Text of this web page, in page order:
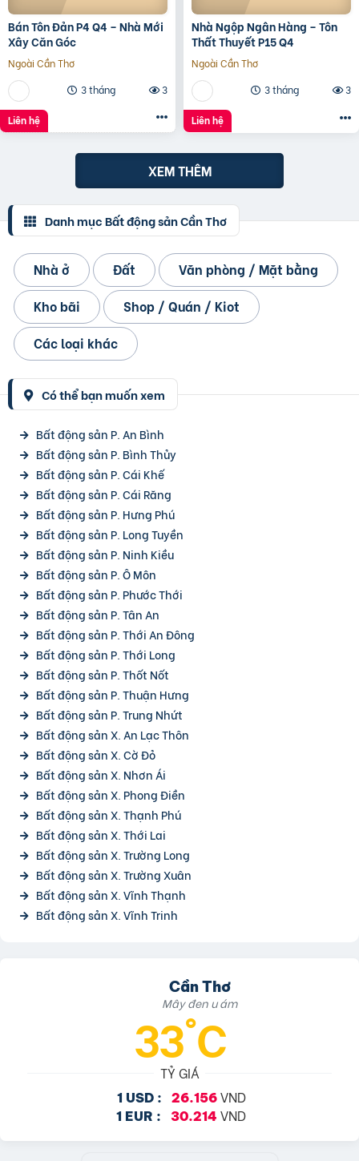
Bán Tôn Đản P4 Q4 – Nhà Mới
Xây Căn Góc
Ngoài Cần Thơ
3 tháng
3
Liên hệ
Nhà Ngộp Ngân Hàng – Tôn
Thất Thuyết P15 Q4
Ngoài Cần Thơ
3 tháng
3
Liên hệ
XEM THÊM
Danh mục Bất động sản Cần Thơ
Nhà ở Đất
Văn phòng / Mặt bằng
Kho bãi
Shop / Quán / Kiot
Các loại khác
Có thể bạn muốn xem
Bất động sản P. An Bình
Bất động sản P. Bình Thủy
Bất động sản P. Cái Khế
Bất động sản P. Cái Răng
Bất động sản P. Hưng Phú
Bất động sản P. Long Tuyền
Bất động sản P. Ninh Kiều
Bất động sản P. Ô Môn
Bất động sản P. Phước Thới
Bất động sản P. Tân An
Bất động sản P. Thới An Đông
Bất động sản P. Thới Long
Bất động sản P. Thốt Nốt
Bất động sản P. Thuận Hưng
Bất động sản P. Trung Nhứt
Bất động sản X. An Lạc Thôn
Bất động sản X. Cờ Đỏ
Bất động sản X. Nhơn Ái
Bất động sản X. Phong Điền
Bất động sản X. Thạnh Phú
Bất động sản X. Thới Lai
Bất động sản X. Trường Long
Bất động sản X. Trường Xuân
Bất động sản X. Vĩnh Thạnh
Bất động sản X. Vĩnh Trinh
Cần Thơ
Mây đen u ám
33°C
TỶ GIÁ
1 USD : 26.156VND
1 EUR : 30.214 VND